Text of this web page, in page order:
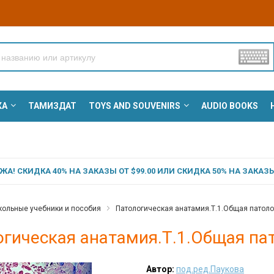
ТАМИЗДАТ TOYS AND SOUVENIRS AUDIO BOOKS
СКИДКА 40% НА ЗАКАЗЫ ОТ $99.00 ИЛИ СКИДКА 50% НА ЗАКАЗЫ
учебники и пособия Патологическая анатамия.Т.1.Общая
анатамия.Т.1.Общая
Автор: под.ред.Паукова